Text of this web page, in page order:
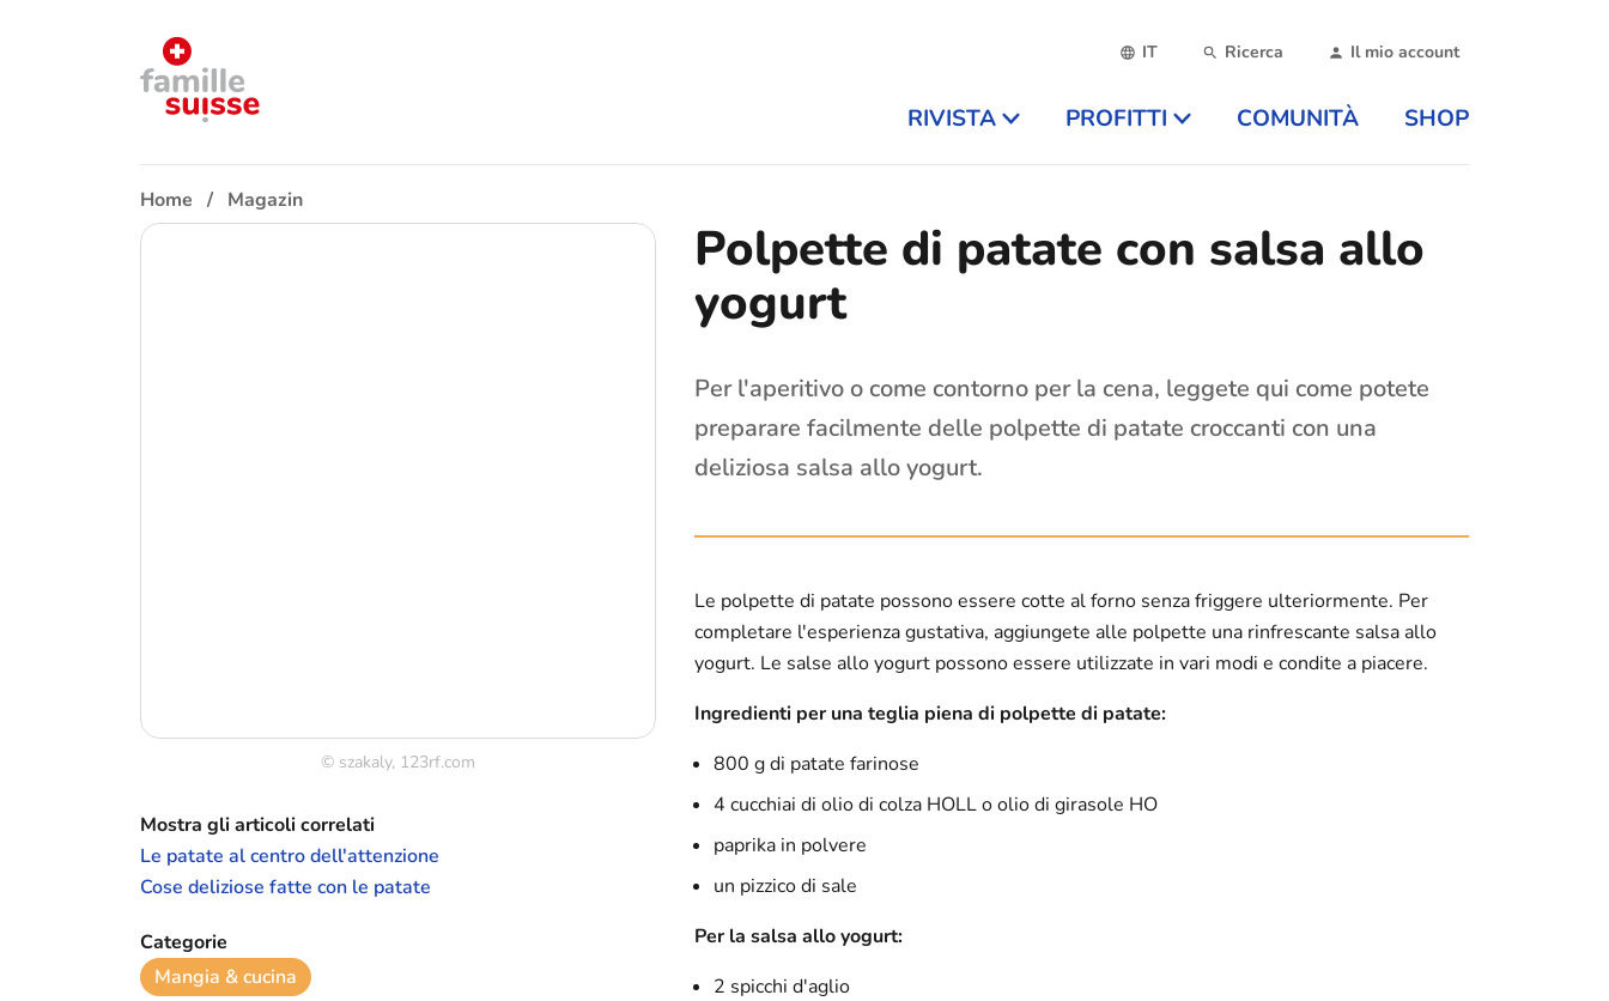
IT Ricerca Il mio account
RIVISTA PROFITTI COMUNITÀ SHOP
Home Magazin
© szakaly, 123rf.com
Polpette di patate con salsa allo
yogurt
Mostra gli articoli correlati
Le patate al centro dell'attenzione
Cose deliziose fatte con le patate
Categorie
Mangia & cucina
Per l'aperitivo o come contorno per la cena, leggete qui come potete
preparare facilmente delle polpette di patate croccanti con una
deliziosa salsa allo yogurt.
Le polpette di patate possono essere cotte al forno senza friggere ulteriormente. Per
completare l'esperienza gustativa, aggiungete alle polpette una rinfrescante salsa allo
yogurt. Le salse allo yogurt possono essere utilizzate in vari modi e condite a piacere.
Ingredienti per una teglia piena di polpette di patate:
800 g di patate farinose
4 cucchiai di olio di colza HOLL o olio di girasole HO
paprika in polvere
un pizzico di sale
Per la salsa allo yogurt:
2 spicchi d'aglio